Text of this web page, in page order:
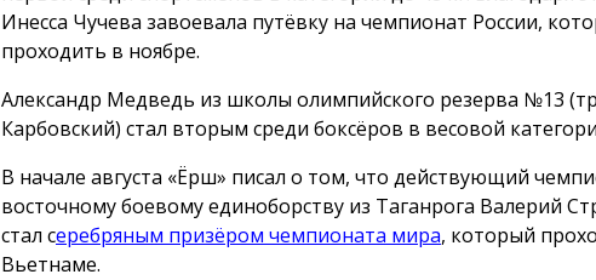
Инесса Чучева завоевала путёвку на чемпионат России,
проходить в ноябре.
Александр Медведь из школы олимпийского резерва №13
Карбовский) стал вторым среди боксёров в весовой
В начале августа «Ёрш» писал о том, что действующий
восточному боевому единоборству из Таганрога Валерий
стал серебряным призёром чемпионата мира, который
Вьетнаме.